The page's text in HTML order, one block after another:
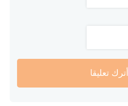
أترك تعليقا